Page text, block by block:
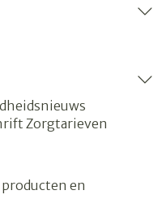
Zorgtarieven
en